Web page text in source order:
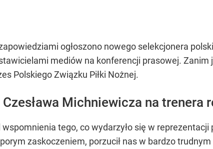
ogłoszono nowego selekcjonera
mediów na konferencji prasowej. Zanim
Polskiego Związku Piłki Nożnej.
Michniewicza na trenera
tego, co wydarzyło się w
zaskoczeniem, porzucił nas w bardzo